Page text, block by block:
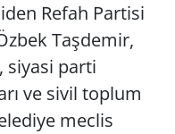
Refah Partisi
Taşdemir,
siyasi parti
ve sivil toplum
meclis